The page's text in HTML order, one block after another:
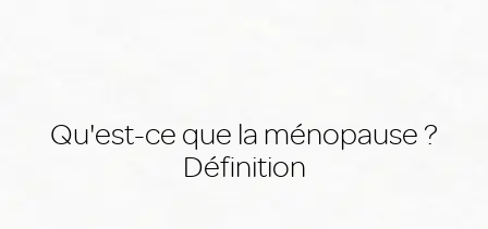
Qu'est-ce que la ménopause ?
Définition